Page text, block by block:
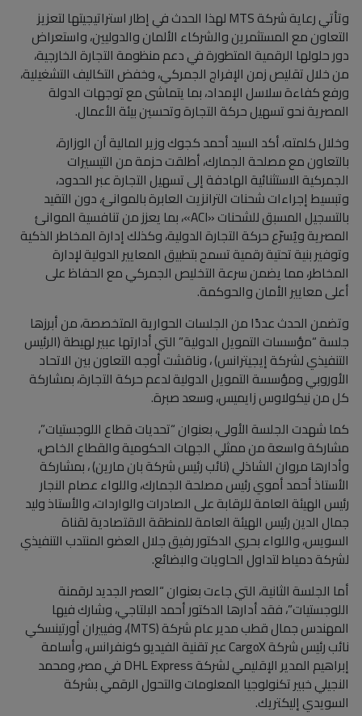
وتأتي رعاية شركة MTS لهذا الحدث في إطار استراتيجيتها لتعزيز
التعاون مع المستثمرين والشركاء الألمان والدوليين، واستعراض
دور حلولها الرقمية المتطورة في دعم منظومة التجارة الخارجية،
من خلال تقليص زمن الإفراج الجمركي، وخفض التكاليف التشغيلية،
ورفع كفاءة سلاسل الإمداد، بما يتماشى مع توجهات الدولة
المصرية نحو تسهيل حركة التجارة وتحسين بيئة الأعمال.
وخلال كلمته، أكد السيد أحمد كجوك وزير المالية أن الوزارة،
بالتعاون مع مصلحة الجمارك، أطلقت حزمة من التيسيرات
الجمركية الاستثنائية الهادفة إلى تسهيل التجارة عبر الحدود،
وتبسيط إجراءات شحنات الترانزيت العابرة بالموانئ، دون التقيد
بالتسجيل المسبق للشحنات «ACI»، بما يعزز من تنافسية الموانئ
المصرية ويُسرّع حركة التجارة الدولية، وكذلك إدارة المخاطر الذكية
وتوفير بنية تحتية رقمية تسمح بتطبيق المعايير الدولية لإدارة
المخاطر، مما يضمن سرعة التخليص الجمركي مع الحفاظ على
أعلى معايير الأمان والحوكمة.
وتضمن الحدث عددًا من الجلسات الحوارية المتخصصة، من أبرزها
جلسة “مؤسسات التمويل الدولية” التي أدارتها عبير لهيطة (الرئيس
التنفيذي لشركة إيجيترانس) ، وناقشت أوجه التعاون بين الاتحاد
الأوروبي ومؤسسة التمويل الدولية لدعم حركة التجارة، بمشاركة
كل من نيكولاوس زايميس، وسعد صبرة.
كما شهدت الجلسة الأولى، بعنوان “تحديات قطاع اللوجستيات”،
مشاركة واسعة من ممثلي الجهات الحكومية والقطاع الخاص،
وأدارها مروان الشاذلي (نائب رئيس شركة بان مارين) ، بمشاركة
الأستاذ أحمد أموي رئيس مصلحة الجمارك، واللواء عصام النجار
رئيس الهيئة العامة للرقابة على الصادرات والواردات، والأستاذ وليد
جمال الدين رئيس الهيئة العامة للمنطقة الاقتصادية لقناة
السويس، واللواء بحري الدكتور رفيق جلال العضو المنتدب التنفيذي
لشركة دمياط لتداول الحاويات والبضائع.
أما الجلسة الثانية، التي جاءت بعنوان “العصر الجديد لرقمنة
اللوجستيات”، فقد أدارها الدكتور أحمد البلتاجي، وشارك فيها
المهندس جمال قطب مدير عام شركة (MTS)، وفييران أورتينسكي
نائب رئيس شركة CargoX عبر تقنية الفيديو كونفرانس، وأسامة
إبراهيم المدير الإقليمي لشركة DHL Express في مصر، ومحمد
النجيلي خبير تكنولوجيا المعلومات والتحول الرقمي بشركة
السويدي إليكتريك.